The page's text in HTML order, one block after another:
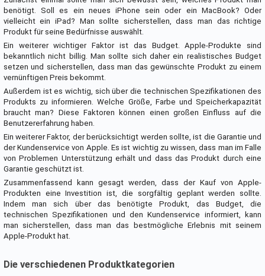
benötigt. Soll es ein neues iPhone sein oder ein MacBook? Oder
vielleicht ein iPad? Man sollte sicherstellen, dass man das richtige
Produkt für seine Bedürfnisse auswählt.
Ein weiterer wichtiger Faktor ist das Budget. Apple-Produkte sind
bekanntlich nicht billig. Man sollte sich daher ein realistisches Budget
setzen und sicherstellen, dass man das gewünschte Produkt zu einem
vernünftigen Preis bekommt.
Außerdem ist es wichtig, sich über die technischen Spezifikationen des
Produkts zu informieren. Welche Größe, Farbe und Speicherkapazität
braucht man? Diese Faktoren können einen großen Einfluss auf die
Benutzererfahrung haben.
Ein weiterer Faktor, der berücksichtigt werden sollte, ist die Garantie und
der Kundenservice von Apple. Es ist wichtig zu wissen, dass man im Falle
von Problemen Unterstützung erhält und dass das Produkt durch eine
Garantie geschützt ist.
Zusammenfassend kann gesagt werden, dass der Kauf von Apple-
Produkten eine Investition ist, die sorgfältig geplant werden sollte.
Indem man sich über das benötigte Produkt, das Budget, die
technischen Spezifikationen und den Kundenservice informiert, kann
man sicherstellen, dass man das bestmögliche Erlebnis mit seinem
Apple-Produkt hat.
Die verschiedenen Produktkategorien